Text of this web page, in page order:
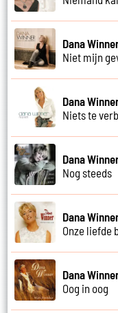
Dana
Niet mijn
Dana
Niets te
Dana
Nog steeds
Dana
Onze liefde
Dana
Oog in oog